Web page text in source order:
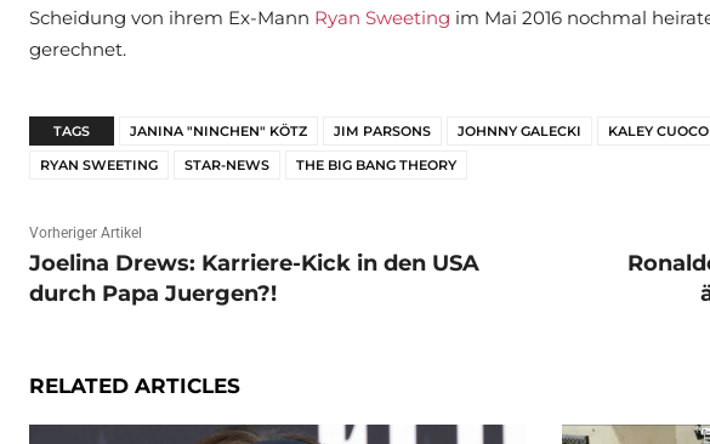
Scheidung von ihrem Ex-Mann Ryan Sweeting im Mai 2016 nochmal
gerechnet.
TAGS JANINA "NINCHEN" KÖTZ JIM PARSONS JOHNNY GALECKI KALEY CUOCO
RYAN SWEETING
STAR-NEWS THE BIG BANG THEORY
Vorheriger Artikel
Joelina Drews: Karriere-Kick in den USA
durch Papa Juergen?!
RELATED ARTICLES